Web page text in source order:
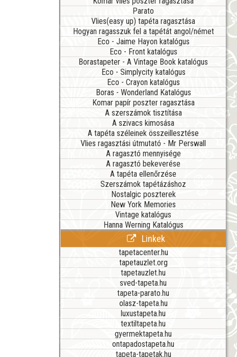
Parato
Vlies(easy up) tapéta ragasztása
Hogyan ragasszuk fel a tapétát angol/német
Eco - Jaime Hayon katalógus
Eco - Front katalógus
Borastapeter - A Vintage Book katalógus
Eco - Simplycity katalógus
Eco - Crayon katalógus
Boras - Wonderland Katalógus
Komar papír poszter ragasztása
A szerszámok tisztítása
A szivacs kimosása
A tapéta széleinek összeillesztése
Vlies ragasztási útmutató - Mr Perswall
A ragasztó mennyisége
A ragasztó bekeverése
A tapéta ellenőrzése
Szerszámok tapétázáshoz
Nostalgic poszterek
New York Memories
Vintage katalógus
Hanna Werning Katalógus
Linkek
tapetacenter.hu
tapetauzlet.org
tapetauzlet.hu
sved-tapeta.hu
tapeta-parato.hu
olasz-tapeta.hu
luxustapeta.hu
textiltapeta.hu
gyermektapeta.hu
ontapadostapeta.hu
tapeta-tapetak.hu